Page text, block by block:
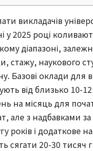
викладачів
у 2025 році
діапазоні,
стажу, наукового
Базові оклади для
від близько 10-
на місяць для
але з надбавками
років і додаткове
сягати 20-30 тисяч